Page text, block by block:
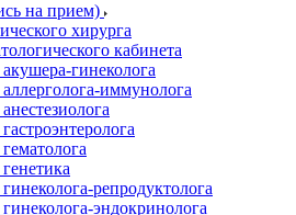
на прием)
хирурга
кабинета
гинеколога
иммунолога
репродуктолога
эндокринолога